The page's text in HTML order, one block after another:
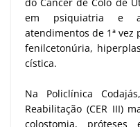
em psiquiatria e
atendimentos de 1ª
fenilcetonúria,
cística.
Na Policlínica
Reabilitação (CER III)
colostomia, próteses